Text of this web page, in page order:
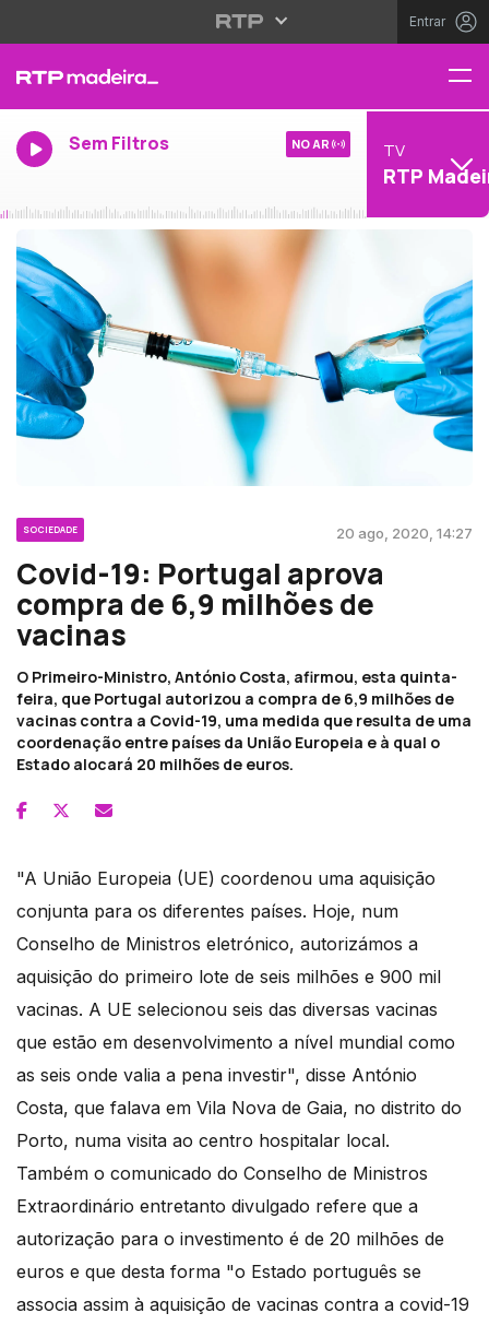
Entrar
Sem Filtros NO AR TV
RTP
SOCIEDADE 20 ago, 2020, 14:27
Covid-19: Portugal aprova
compra de 6,9 milhões de
vacinas
O Primeiro-Ministro, António Costa, afirmou, esta quinta-
feira, que Portugal autorizou a compra de 6,9 milhões de
vacinas contra a Covid-19, uma medida que resulta de uma
coordenação entre países da União Europeia e à qual o
Estado alocará 20 milhões de euros.
"A União Europeia (UE) coordenou uma aquisição
conjunta para os diferentes países. Hoje, num
Conselho de Ministros eletrónico, autorizámos a
aquisição do primeiro lote de seis milhões e 900 mil
vacinas. A UE selecionou seis das diversas vacinas
que estão em desenvolvimento a nível mundial como
as seis onde valia a pena investir", disse António
Costa, que falava em Vila Nova de Gaia, no distrito do
Porto, numa visita ao centro hospitalar local.
Também o comunicado do Conselho de Ministros
Extraordinário entretanto divulgado refere que a
autorização para o investimento é de 20 milhões de
euros e que desta forma "o Estado português se
associa assim à aquisição de vacinas contra a covid-19